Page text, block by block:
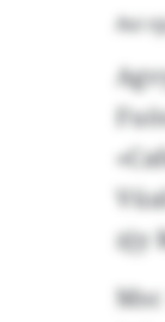
Avi
zjy